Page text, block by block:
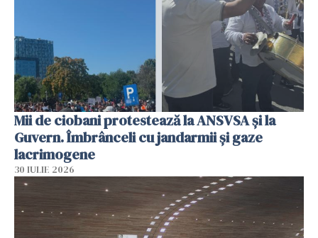
Mii de ciobani protestează la ANSVSA și la
Guvern. Îmbrânceli cu jandarmii și gaze
lacrimogene
30 IULIE 2026